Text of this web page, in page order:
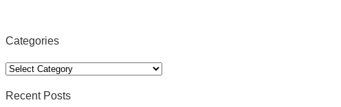
Categories
Categories
Recent Posts